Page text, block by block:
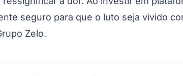
seguro para que o luto seja vivido
Zelo.